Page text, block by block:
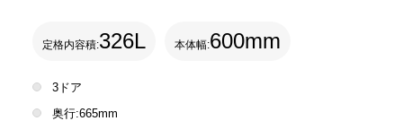
定格内容積:326L 本体幅:600mm
3ドア
奥行:665mm